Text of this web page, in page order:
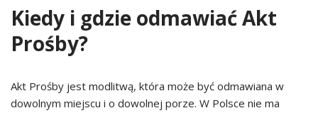
Kiedy i gdzie odmawiać Akt
Prośby?
Akt Prośby jest modlitwą, która może być odmawiana w
dowolnym miejscu i o dowolnej porze. W Polsce nie ma